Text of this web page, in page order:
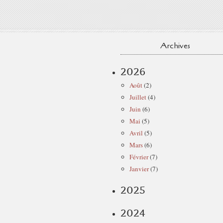
Archives
2026
Août(2)
Juillet(4)
Juin (6)
Mai (5)
Avril (5)
Mars(6)
Février(7)
Janvier(7)
2025
2024